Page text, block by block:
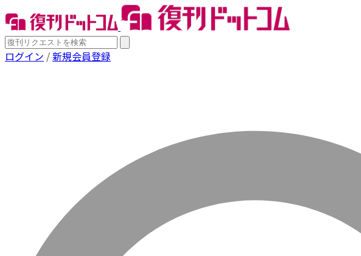
ログイン /新規会員登録